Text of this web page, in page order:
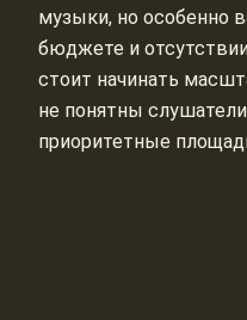
музыки, но особенно
бюджете и
стоит начинать
не понятны
приоритетные